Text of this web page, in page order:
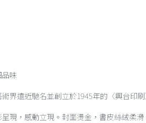
味
界遠近馳名並創立於1945年的〈興台印
現，感動立現。封面燙金，書皮絲絨柔滑